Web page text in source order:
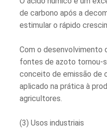
de carbono após a
estimular o rápido
Com o desenvolvimento
fontes de azoto tornou-
conceito de emissão de
aplicado na prática à
agricultores.
(3) Usos industriais